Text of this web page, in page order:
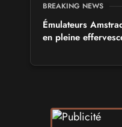
BREAKING NEWS
Émulateurs
en pleine